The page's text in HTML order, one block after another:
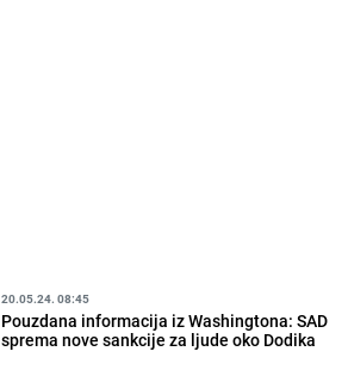
20.05.24. 08:45
Pouzdana informacija iz Washingtona: SAD
sprema nove sankcije za ljude oko Dodika